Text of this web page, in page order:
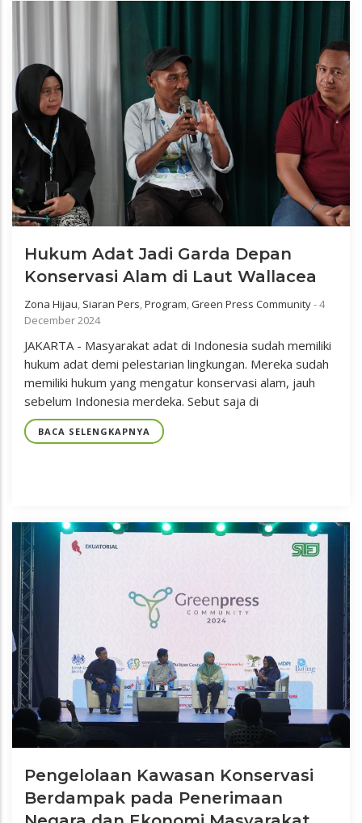
Hukum Adat Jadi Garda Depan
Konservasi Alam di Laut Wallacea
Zona Hijau, Siaran Pers,Program,Green Press Community-4
December 2024
JAKARTA - Masyarakat adat di Indonesia sudah memiliki
hukum adat demi pelestarian lingkungan. Mereka sudah
memiliki hukum yang mengatur konservasi alam, jauh
sebelum Indonesia merdeka. Sebut saja di
BACA SELENGKAPNYA
Pengelolaan Kawasan Konservasi
Berdampak pada Penerimaan